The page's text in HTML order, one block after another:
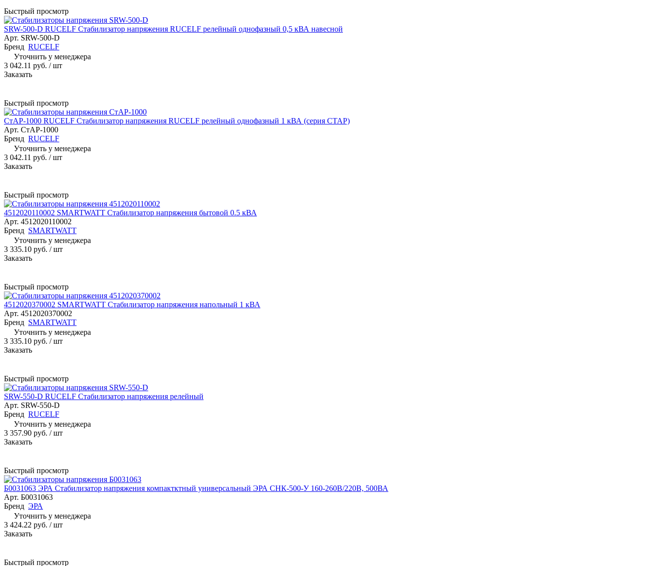
Быстрый просмотр
SRW-500-D RUCELF Стабилизатор напряжения RUCELF релейный однофазный 0,5 кВА навесной
Арт. SRW-500-D
Бренд RUCELF
Уточнить у менеджера
3 042.11 руб. / шт
Заказать
Быстрый просмотр
СтАР-1000 RUCELF Стабилизатор напряжения RUCELF релейный однофазный 1 кВА (серия СТАР)
Арт. СтАР-1000
Бренд RUCELF
Уточнить у менеджера
3 042.11 руб. / шт
Заказать
Быстрый просмотр
4512020110002 SMARTWATT Стабилизатор напряжения бытовой 0.5 кВА
Арт. 4512020110002
Бренд SMARTWATT
Уточнить у менеджера
3 335.10 руб. / шт
Заказать
Быстрый просмотр
4512020370002 SMARTWATT Стабилизатор напряжения напольный 1 кВА
Арт. 4512020370002
Бренд SMARTWATT
Уточнить у менеджера
3 335.10 руб. / шт
Заказать
Быстрый просмотр
SRW-550-D RUCELF Стабилизатор напряжения релейный
Арт. SRW-550-D
Бренд RUCELF
Уточнить у менеджера
3 357.90 руб. / шт
Заказать
Быстрый просмотр
Б0031063 ЭРА Стабилизатор напряжения компактктный универсальный ЭРА СНК-500-У 160-260В/220В, 500ВА
Арт. Б0031063
Бренд ЭРА
Уточнить у менеджера
3 424.22 руб. / шт
Заказать
Быстрый просмотр